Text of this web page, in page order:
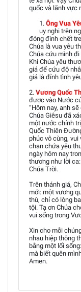
quốc và lãnh vực
1. Ông Vua
uy nghi trên
đóng đinh chết
Chúa là vua yêu
Chúa cứu mình
Khi Chúa yêu
giá để cứu độ
giá là đỉnh tình
2. Vương Quốc
được vào Nước
“Hôm nay, anh
Chúa Giêsu đã
một nước chính
Quốc Thiên
phúc vô cùng, vui
chan chứa yêu
ngày hôm nay
thương như lời
Chúa Trời.
Trên thánh giá,
mới: một vương
thù, chỉ có lòng
tội. Tạ ơn Chúa
vui sống trong
Xin cho mỗi
nhau hiệp thông
bằng một lối
mà biết quên
Amen.